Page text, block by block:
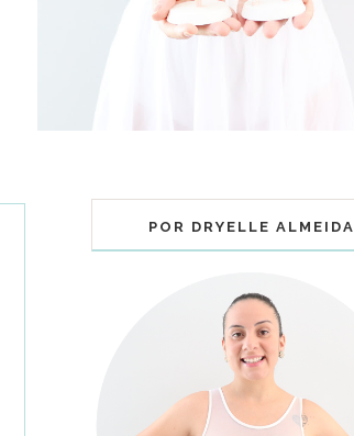
POR DRYELLE ALMEIDA